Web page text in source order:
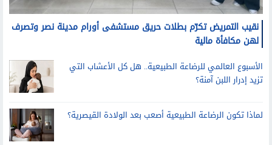
نقيب التمريض تكرّم بطلات حريق مستشفى أورام مدينة نصر وتصرف
لهن مكافأة مالية
الأسبوع العالمي للرضاعة الطبيعية.. هل كل الأعشاب التي
تزيد إدرار اللبن آمنة؟
لماذا تكون الرضاعة الطبيعية أصعب بعد الولادة القيصرية؟